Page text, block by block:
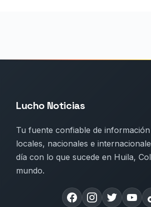
Lucho Noticias
Tu fuente confiable de
locales, nacionales e
día con lo que sucede en Huila,
mundo.